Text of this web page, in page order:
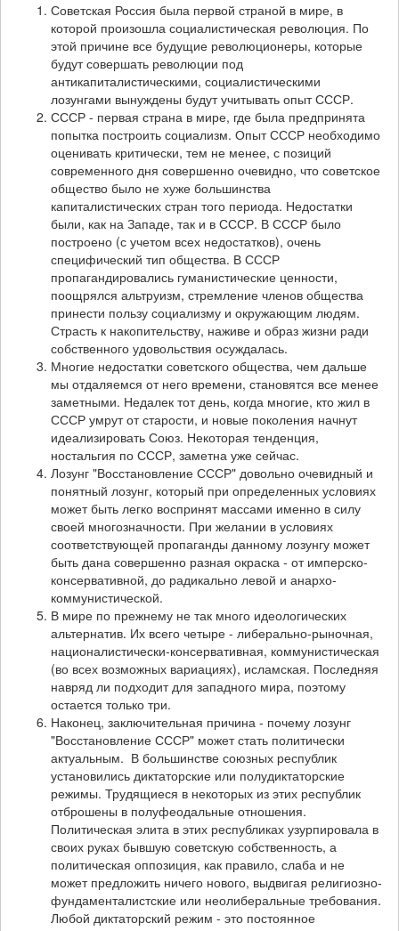
Советская Россия была первой страной в мире, в
которой произошла социалистическая революция. По
этой причине все будущие революционеры, которые
будут совершать революции под
антикапиталистическими, социалистическими
лозунгами вынуждены будут учитывать опыт СССР.
СССР - первая страна в мире, где была предпринята
попытка построить социализм. Опыт СССР необходимо
оценивать критически, тем не менее, с позиций
современного дня совершенно очевидно, что советское
общество было не хуже большинства
капиталистических стран того периода. Недостатки
были, как на Западе, так и в СССР. В СССР было
построено (с учетом всех недостатков), очень
специфический тип общества. В СССР
пропагандировались гуманистические ценности,
поощрялся альтруизм, стремление членов общества
принести пользу социализму и окружающим людям.
Страсть к накопительству, наживе и образ жизни ради
собственного удовольствия осуждалась.
Многие недостатки советского общества, чем дальше
мы отдаляемся от него времени, становятся все менее
заметными. Недалек тот день, когда многие, кто жил в
СССР умрут от старости, и новые поколения начнут
идеализировать Союз. Некоторая тенденция,
ностальгия по СССР, заметна уже сейчас.
Лозунг "Восстановление СССР" довольно очевидный и
понятный лозунг, который при определенных условиях
может быть легко воспринят массами именно в силу
своей многозначности. При желании в условиях
соответствующей пропаганды данному лозунгу может
быть дана совершенно разная окраска - от имперско-
консервативной, до радикально левой и анархо-
коммунистической.
В мире по прежнему не так много идеологических
альтернатив. Их всего четыре - либерально-рыночная,
националистически-консервативная, коммунистическая
(во всех возможных вариациях), исламская. Последняя
навряд ли подходит для западного мира, поэтому
остается только три.
Наконец, заключительная причина - почему лозунг
"Восстановление СССР" может стать политически
актуальным. В большинстве союзных республик
установились диктаторские или полудиктаторские
режимы. Трудящиеся в некоторых из этих республик
отброшены в полуфеодальные отношения.
Политическая элита в этих республиках узурпировала в
своих руках бывшую советскую собственность, а
политическая оппозиция, как правило, слаба и не
может предложить ничего нового, выдвигая религиозно-
фундаменталистские или неолиберальные требования.
Любой диктаторский режим - это постоянное